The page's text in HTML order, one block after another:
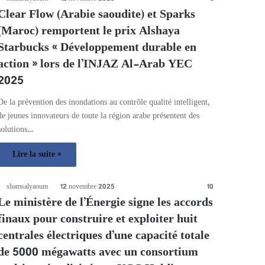
Flow (Arabie saoudite) et Sparks
remportent le prix Alshaya
« Développement durable en
» lors de l’INJAZ Al-Arab YEC
la prévention des inondations au contrôle qualité intelligent,
jeunes innovateurs de toute la région arabe présentent des
Lire la suite »
shamsalyaoum 12 novembre 2025 10
ministère de l’Énergie signe les accords
pour construire et exploiter huit
électriques d’une capacité totale
5000 mégawatts avec un consortium